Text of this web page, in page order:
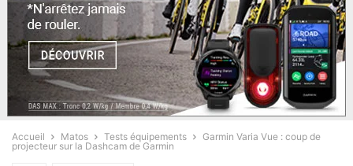
Accueil Matos Tests équipements
Garmin Varia Vue : coup de
projecteur sur la Dashcam de Garmin